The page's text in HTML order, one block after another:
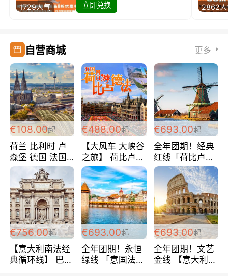
1729人气
立即兑换
2862
自营商城 更多
€108.00起
荷兰 比利时 卢
森堡 德国 法国
超爽玩遍西欧 循
环线 全程四星宾
馆 108欧/人/天
€488.00起
【大风车 大峡谷
之旅】 荷比卢德
法 巴黎上下 经
典五国四日游
488欧/人
€693.00起
全年团期！经典
红线「荷比卢德
法」七天循环 五
国 仅售99欧/人/
天！巴黎上下！
包拼房~
€756.00起
【意大利南法经
典循环线】 巴黎
€693.00起
全年团期！永恒
绿线 「意国法
€693.00起
全年团期！文艺
金线 【意大利一